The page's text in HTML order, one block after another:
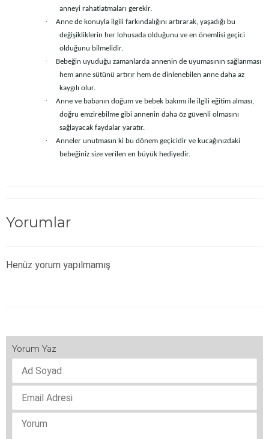
anneyi rahatlatmaları gerekir.
·
Anne de konuyla ilgili farkındalığını artırarak, yaşadığı bu
değişikliklerin her lohusada olduğunu ve en önemlisi geçici
olduğunu bilmelidir.
·
Bebeğin uyuduğu zamanlarda annenin de uyumasının sağlanması
hem anne sütünü artırır hem de dinlenebilen anne daha az
kaygılı olur.
·
Anne ve babanın doğum ve bebek bakımı ile ilgili eğitim alması,
doğru emzirebilme gibi annenin daha öz güvenli olmasını
sağlayacak faydalar yaratır.
·
Anneler unutmasın ki bu dönem geçicidir ve kucağınızdaki
bebeğiniz size verilen en büyük hediyedir.
Yorumlar
Henüz yorum yapılmamış
Yorum Yaz